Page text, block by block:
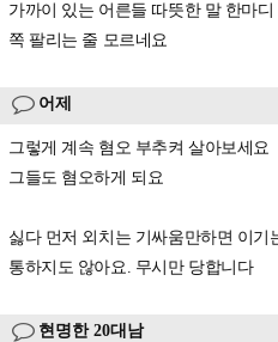
가까이 있는 어른들 따뜻한 말 한마
쪽 팔리는 줄 모르네요
어제
그렇게 계속 혐오 부추켜 살아보세요
그들도 혐오하게 되요
싫다 먼저 외치는 기싸움만하면 이기
통하지도 않아요. 무시만 당합니다
현명한 20대남